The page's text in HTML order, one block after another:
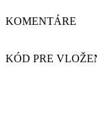
KOMENTÁRE
KÓD PRE